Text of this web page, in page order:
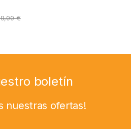
€
boletín
nuestras ofertas!